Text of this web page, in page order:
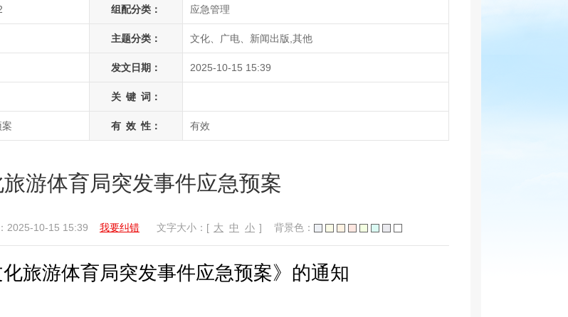
组配分类： 应急管理
主题分类： 文化、广电、新闻出版,其他
发文日期： 2025-10-15 15:39
关 键 词：
有 效 性： 有效
游体育局突发事件应急预案
2025-10-15 15:39 我要纠错 文字大小：[ 大 中 小 ] 背景色：
旅游体育局突发事件应急预案》的通知